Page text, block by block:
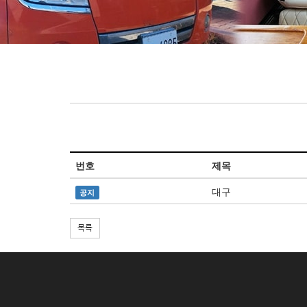
번호 제목
공지 대구
목록